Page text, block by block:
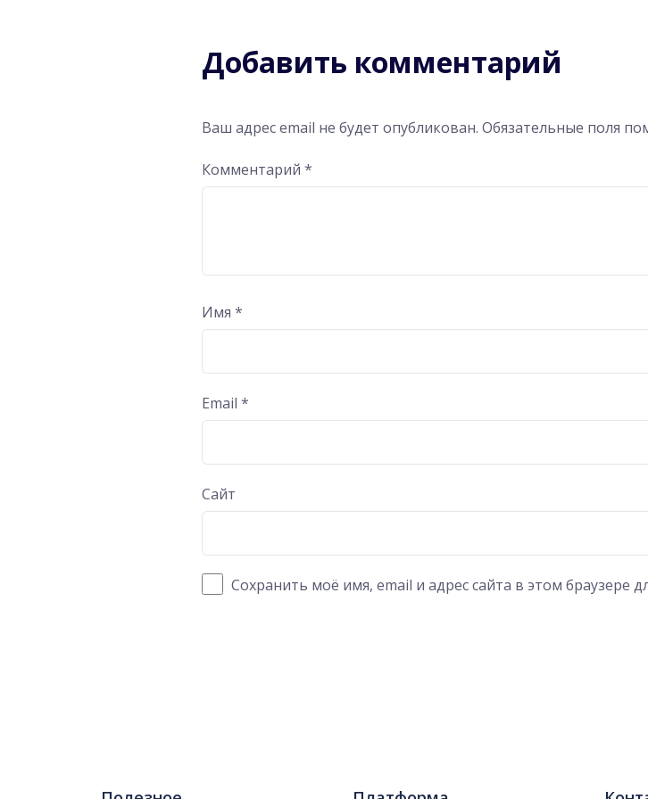
Добавить комментарий
Ваш адрес email не будет опубликован. Обязательные поля
Комментарий*
Имя*
Email*
Сайт
Сохранить моё имя, email и адрес сайта в этом браузере